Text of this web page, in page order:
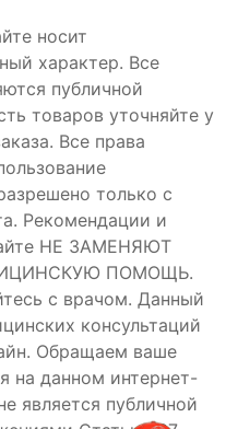
носит
характер. Все
публичной
товаров уточняйте у
Все права
только с
Рекомендации и
НЕ ЗАМЕНЯЮТ
ПОМОЩЬ.
с врачом. Данный
консультаций
Обращаем ваше
на данном интернет-
является публичной